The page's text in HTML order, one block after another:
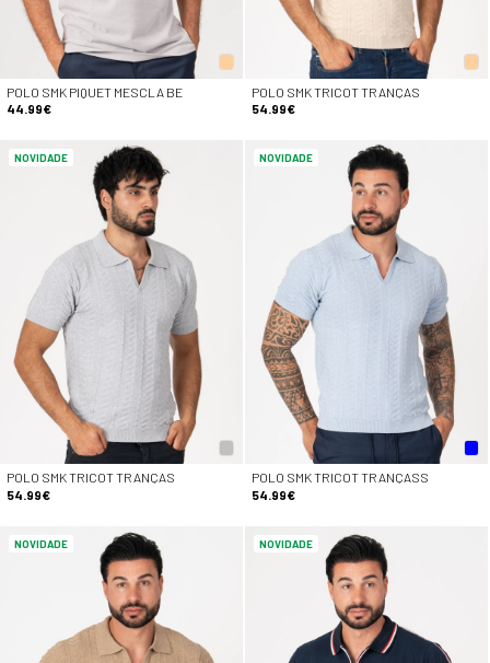
POLO SMK PIQUET MESCLA BE
44.99€
POLO SMK TRICOT TRANÇAS
54.99€
NOVIDADE
POLO SMK TRICOT TRANÇAS
54.99€
NOVIDADE
POLO SMK TRICOT TRANÇASS
54.99€
NOVIDADE NOVIDADE